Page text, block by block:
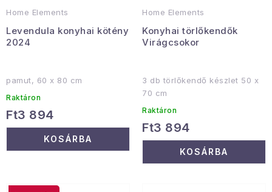
Home Elements
Levendula konyhai kötény
2024
pamut, 60 x 80 cm
Raktáron
Ft3 894
KOSÁRBA
Home Elements
Konyhai törlőkendők
Virágcsokor
3 db törlőkendő készlet 50 x
70 cm
Raktáron
Ft3 894
KOSÁRBA